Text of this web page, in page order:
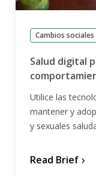
Cambios
Salud digital
Utilice las
mantener y
y sexuales
Read Brief chevron_forward